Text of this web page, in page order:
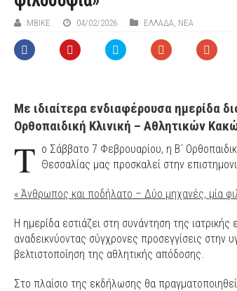
ΜΒIKE 04/02/2026 ΕΛΛΑΔΑ ΝΕΑ
Με ιδιαίτερα ενδιαφέρουσα ημερίδα
Ορθοπαιδική Κλινική – Αθλητικών
Τ ο Σάββατο 7 Φεβρουαρίου, η Β΄
Θεσσαλίας μας προσκαλεί στην
« Άνθρωπος και ποδήλατο – Δύο μηχανές, μία
Η ημερίδα εστιάζει στη συνάντηση της
αναδεικνύοντας σύγχρονες προσεγγίσεις στην
βελτιστοποίηση της αθλητικής απόδοσης.
Στο πλαίσιο της εκδήλωσης θα